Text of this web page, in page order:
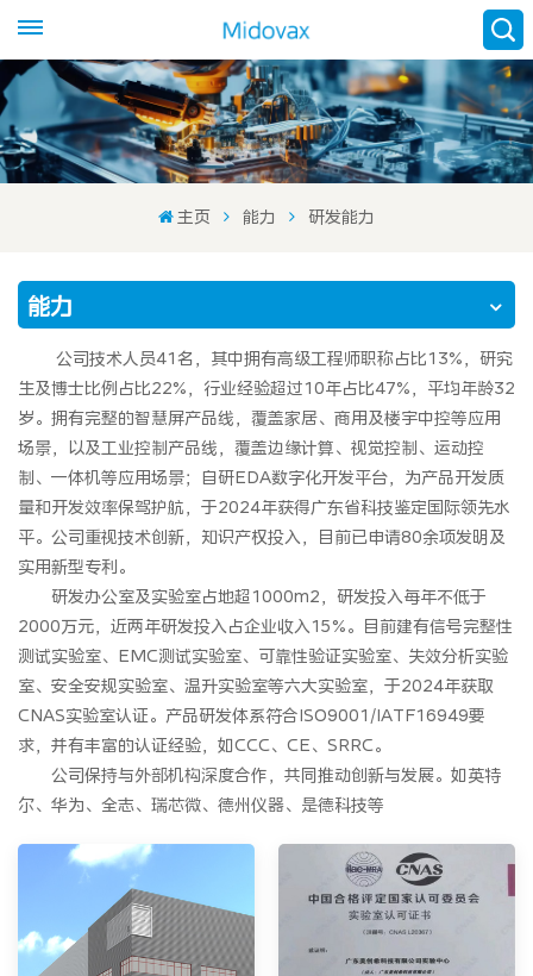
主页 能力 研发能力
能力
公司技术人员41名，其中拥有高级工程师职称占比13%，研究
生及博士比例占比22%，行业经验超过10年占比47%，平均年龄32
岁。拥有完整的智慧屏产品线，覆盖家居、商用及楼宇中控等应用
场景，以及工业控制产品线，覆盖边缘计算、视觉控制、运动控
制、一体机等应用场景；自研EDA数字化开发平台，为产品开发质
量和开发效率保驾护航，于2024年获得广东省科技鉴定国际领先水
平。公司重视技术创新，知识产权投入，目前已申请80余项发明及
实用新型专利。
研发办公室及实验室占地超1000m2，研发投入每年不低于
2000万元，近两年研发投入占企业收入15%。目前建有信号完整性
测试实验室、EMC测试实验室、可靠性验证实验室、失效分析实验
室、安全安规实验室、温升实验室等六大实验室，于2024年获取
CNAS实验室认证。产品研发体系符合ISO9001/IATF16949要
求，并有丰富的认证经验，如CCC、CE、SRRC。
公司保持与外部机构深度合作，共同推动创新与发展。如英特
尔、华为、全志、瑞芯微、德州仪器、是德科技等